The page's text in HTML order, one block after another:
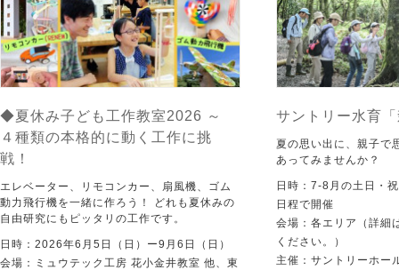
◆夏休み子ども工作教室2026 ～
４種類の本格的に動く工作に挑
戦！
エレベーター、リモコンカー、扇風機、ゴム
動力飛行機を一緒に作ろう！ どれも夏休みの
自由研究にもピッタリの工作です。
日時：2026年6月5日（日）ー9月6日（日）
会場：ミュウテック工房 花小金井教室 他、東
サントリー水育
夏の思い出に、親子で
あってみませんか？
日時：7-8月の土日・
日程で開催
会場：各エリア（詳細
ください。）
主催：サントリーホー